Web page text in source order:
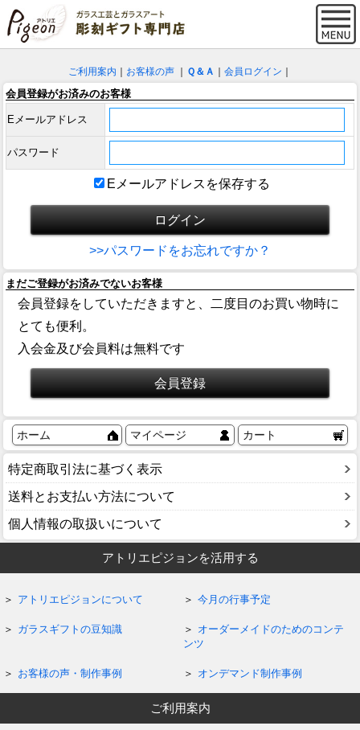
ご利用案内 お客様の声 Ｑ＆Ａ 会員ログイン
会員登録がお済みのお客様
Eメールアドレス
パスワード
Eメールアドレスを保存する
>>パスワードをお忘れですか？
まだご登録がお済みでないお客様
会員登録をしていただきますと、二度目のお買い物時に
とても便利。
入会金及び会員料は無料です
ホーム マイページ カート
特定商取引法に基づく表示
送料とお支払い方法について
個人情報の取扱いについて
アトリエピジョンを活用する
アトリエピジョンについて 今月の行事予定
ガラスギフトの豆知識
オーダーメイドのためのコンテ
ンツ
お客様の声・制作事例 オンデマンド制作事例
ご利用案内